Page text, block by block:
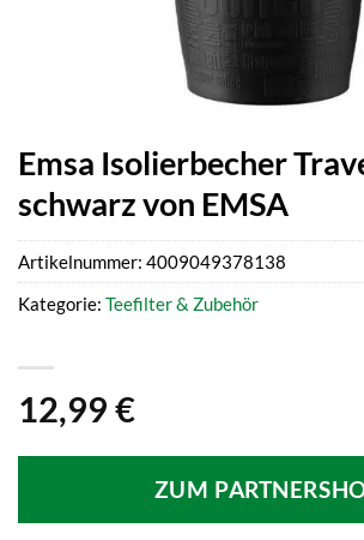
Emsa Isolierbecher
schwarz von EMSA
12,99 €
ZUM
Artikelnummer: 4009049378138
Kategorie: Teefilter & Zubehör